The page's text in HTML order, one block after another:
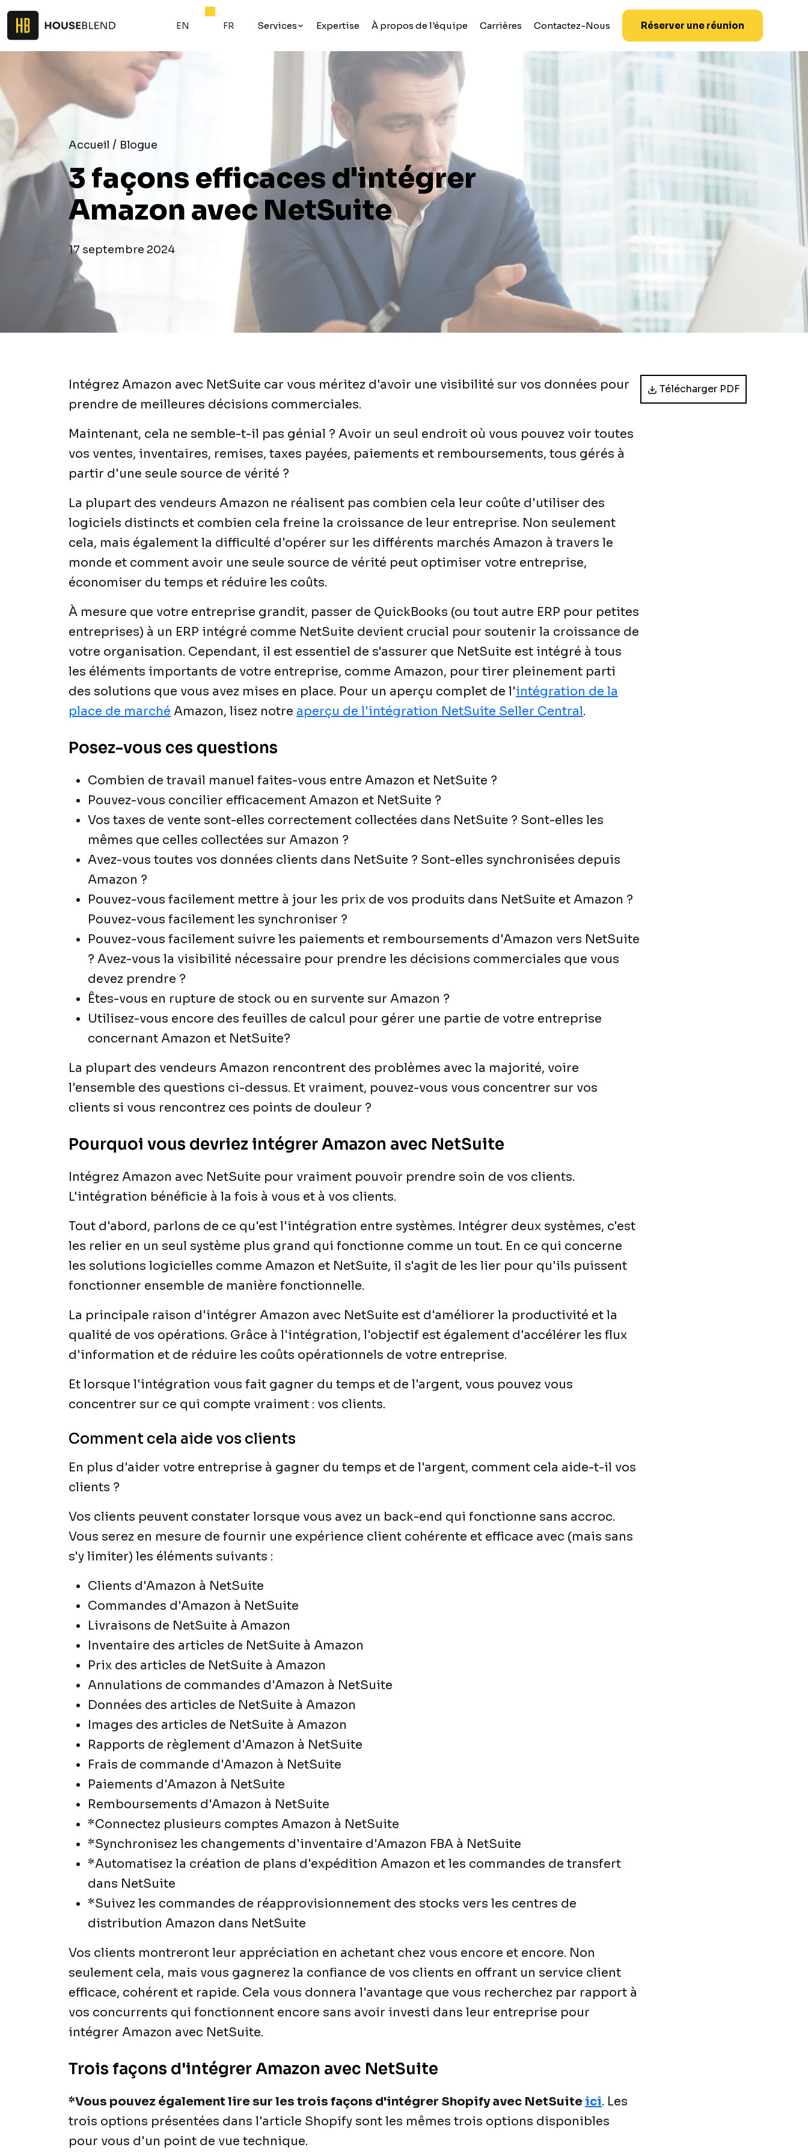
EN FR Services Expertise À propos de l'équipe Carrières Contactez-Nous Réserver une réunion
Accueil / Blogue
3 façons efficaces d'intégrer
Amazon avec NetSuite
17 septembre 2024
Télécharger PDF
Intégrez Amazon avec NetSuite car vous méritez d'avoir une visibilité sur vos données pour
prendre de meilleures décisions commerciales.
Maintenant, cela ne semble-t-il pas génial ? Avoir un seul endroit où vous pouvez voir toutes
vos ventes, inventaires, remises, taxes payées, paiements et remboursements, tous gérés à
partir d'une seule source de vérité ?
La plupart des vendeurs Amazon ne réalisent pas combien cela leur coûte d'utiliser des
logiciels distincts et combien cela freine la croissance de leur entreprise. Non seulement
cela, mais également la difficulté d'opérer sur les différents marchés Amazon à travers le
monde et comment avoir une seule source de vérité peut optimiser votre entreprise,
économiser du temps et réduire les coûts.
À mesure que votre entreprise grandit, passer de QuickBooks (ou tout autre ERP pour petites
entreprises) à un ERP intégré comme NetSuite devient crucial pour soutenir la croissance de
votre organisation. Cependant, il est essentiel de s'assurer que NetSuite est intégré à tous
les éléments importants de votre entreprise, comme Amazon, pour tirer pleinement parti
des solutions que vous avez mises en place. Pour un aperçu complet de l'intégration de la
place de marché Amazon, lisez notre aperçu de l'intégration NetSuite Seller Central.
Posez-vous ces questions
Combien de travail manuel faites-vous entre Amazon et NetSuite ?
Pouvez-vous concilier efficacement Amazon et NetSuite ?
Vos taxes de vente sont-elles correctement collectées dans NetSuite ? Sont-elles les
mêmes que celles collectées sur Amazon ?
Avez-vous toutes vos données clients dans NetSuite ? Sont-elles synchronisées depuis
Amazon ?
Pouvez-vous facilement mettre à jour les prix de vos produits dans NetSuite et Amazon ?
Pouvez-vous facilement les synchroniser ?
Pouvez-vous facilement suivre les paiements et remboursements d'Amazon vers NetSuite
? Avez-vous la visibilité nécessaire pour prendre les décisions commerciales que vous
devez prendre ?
Êtes-vous en rupture de stock ou en survente sur Amazon ?
Utilisez-vous encore des feuilles de calcul pour gérer une partie de votre entreprise
concernant Amazon et NetSuite?
La plupart des vendeurs Amazon rencontrent des problèmes avec la majorité, voire
l'ensemble des questions ci-dessus. Et vraiment, pouvez-vous vous concentrer sur vos
clients si vous rencontrez ces points de douleur ?
Pourquoi vous devriez intégrer Amazon avec NetSuite
Intégrez Amazon avec NetSuite pour vraiment pouvoir prendre soin de vos clients.
L'intégration bénéficie à la fois à vous et à vos clients.
Tout d'abord, parlons de ce qu'est l'intégration entre systèmes. Intégrer deux systèmes, c'est
les relier en un seul système plus grand qui fonctionne comme un tout. En ce qui concerne
les solutions logicielles comme Amazon et NetSuite, il s'agit de les lier pour qu'ils puissent
fonctionner ensemble de manière fonctionnelle.
La principale raison d'intégrer Amazon avec NetSuite est d'améliorer la productivité et la
qualité de vos opérations. Grâce à l'intégration, l'objectif est également d'accélérer les flux
d'information et de réduire les coûts opérationnels de votre entreprise.
Et lorsque l'intégration vous fait gagner du temps et de l'argent, vous pouvez vous
concentrer sur ce qui compte vraiment : vos clients.
Comment cela aide vos clients
En plus d'aider votre entreprise à gagner du temps et de l'argent, comment cela aide-t-il vos
clients ?
Vos clients peuvent constater lorsque vous avez un back-end qui fonctionne sans accroc.
Vous serez en mesure de fournir une expérience client cohérente et efficace avec (mais sans
s'y limiter) les éléments suivants :
Clients d'Amazon à NetSuite
Commandes d'Amazon à NetSuite
Livraisons de NetSuite à Amazon
Inventaire des articles de NetSuite à Amazon
Prix des articles de NetSuite à Amazon
Annulations de commandes d'Amazon à NetSuite
Données des articles de NetSuite à Amazon
Images des articles de NetSuite à Amazon
Rapports de règlement d'Amazon à NetSuite
Frais de commande d'Amazon à NetSuite
Paiements d'Amazon à NetSuite
Remboursements d'Amazon à NetSuite
*Connectez plusieurs comptes Amazon à NetSuite
*Synchronisez les changements d'inventaire d'Amazon FBA à NetSuite
*Automatisez la création de plans d'expédition Amazon et les commandes de transfert
dans NetSuite
*Suivez les commandes de réapprovisionnement des stocks vers les centres de
distribution Amazon dans NetSuite
Vos clients montreront leur appréciation en achetant chez vous encore et encore. Non
seulement cela, mais vous gagnerez la confiance de vos clients en offrant un service client
efficace, cohérent et rapide. Cela vous donnera l'avantage que vous recherchez par rapport à
vos concurrents qui fonctionnent encore sans avoir investi dans leur entreprise pour
intégrer Amazon avec NetSuite.
Trois façons d'intégrer Amazon avec NetSuite
*Vous pouvez également lire sur les trois façons d'intégrer Shopify avec NetSuite ici. Les
trois options présentées dans l'article Shopify sont les mêmes trois options disponibles
pour vous d'un point de vue technique.